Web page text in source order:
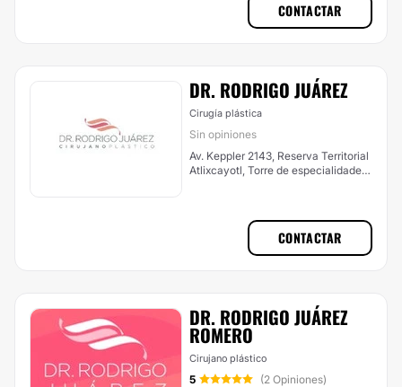
CONTACTAR
DR. RODRIGO JUÁREZ
Cirugía plástica
Sin opiniones
Av. Keppler 2143, Reserva Territorial
Atlixcayotl, Torre de especialidades,
CONTACTAR
DR. RODRIGO JUÁREZ
ROMERO
Cirujano plástico
5
(2 Opiniones)